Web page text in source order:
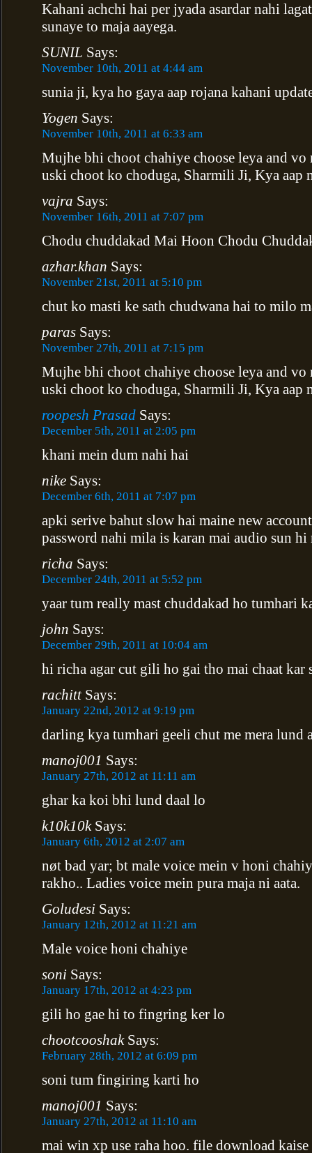
Kahani achchi hai per jyada asardar nahi
sunaye to maja aayega.
SUNIL Says:
November 10th, 2011 at 4:44 am
sunia ji, kya ho gaya aap rojana kahani
Yogen Says:
November 10th, 2011 at 6:33 am
Mujhe bhi choot chahiye choose leya and vo
uski choot ko choduga, Sharmili Ji, Kya aap
vajra Says:
November 16th, 2011 at 7:07 pm
Chodu chuddakad Mai Hoon Chodu
azhar.khan Says:
November 21st, 2011 at 5:10 pm
chut ko masti ke sath chudwana hai to milo
paras Says:
November 27th, 2011 at 7:15 pm
Mujhe bhi choot chahiye choose leya and vo
uski choot ko choduga, Sharmili Ji, Kya aap
roopesh Prasad Says:
December 5th, 2011 at 2:05 pm
khani mein dum nahi hai
nike Says:
December 6th, 2011 at 7:07 pm
apki serive bahut slow hai maine new
password nahi mila is karan mai audio sun hi
richa Says:
December 24th, 2011 at 5:52 pm
yaar tum really mast chuddakad ho tumhari
john Says:
December 29th, 2011 at 10:04 am
hi richa agar cut gili ho gai tho mai chaat kar
rachittSays:
January 22nd, 2012 at 9:19 pm
darling kya tumhari geeli chut me mera lund
manoj001 Says:
January 27th, 2012 at 11:11 am
ghar ka koi bhi lund daal lo
k10k10kSays:
January 6th, 2012 at 2:07 am
nøt bad yar; bt male voice mein v honi
rakho.. Ladies voice mein pura maja ni aata.
Goludesi Says:
January 12th, 2012 at 11:21 am
Male voice honi chahiye
soni Says:
January 17th, 2012 at 4:23 pm
gili ho gae hi to fingring ker lo
chootcooshakSays:
February 28th, 2012 at 6:09 pm
soni tum fingiring karti ho
manoj001 Says:
January 27th, 2012 at 11:10 am
mai win xp use raha hoo. file download